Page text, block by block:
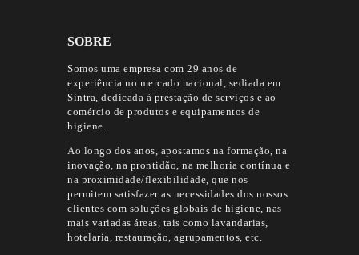
SOBRE
Somos uma empresa com 29 anos de
experiência no mercado nacional, sediada em
Sintra, dedicada à prestação de serviços e ao
comércio de produtos e equipamentos de
higiene.
Ao longo dos anos, apostamos na formação, na
inovação, na prontidão, na melhoria contínua e
na proximidade/flexibilidade, que nos
permitem satisfazer as necessidades dos nossos
clientes com soluções globais de higiene, nas
mais variadas áreas, tais como lavandarias,
hotelaria, restauração, agrupamentos, etc.